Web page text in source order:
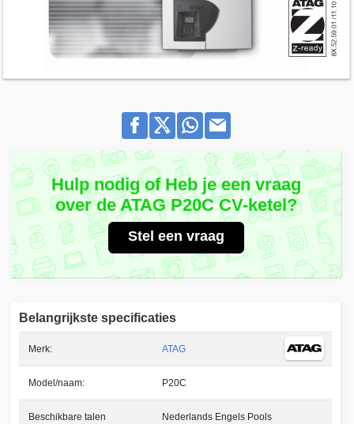
Hulp nodig of Heb je een vraag
over de ATAG P20C CV-ketel?
Stel een vraag
Belangrijkste specificaties
Merk: ATAG
Model/naam: P20C
Beschikbare talen Nederlands Engels Pools